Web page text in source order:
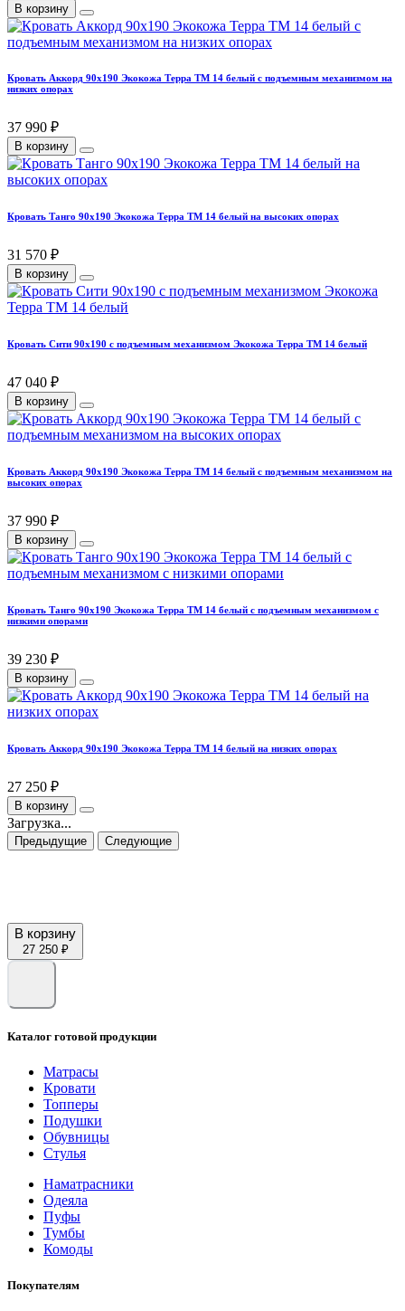
В корзину
Кровать Аккорд 90х190 Экокожа Терра ТМ 14 белый с подъемным механизмом на
низких опорах
37 990 ₽
В корзину
Кровать Танго 90х190 Экокожа Терра ТМ 14 белый на высоких опорах
31 570 ₽
В корзину
Кровать Сити 90х190 с подъемным механизмом Экокожа Терра ТМ 14 белый
47 040 ₽
В корзину
Кровать Аккорд 90х190 Экокожа Терра ТМ 14 белый с подъемным механизмом на
высоких опорах
37 990 ₽
В корзину
Кровать Танго 90х190 Экокожа Терра ТМ 14 белый с подъемным механизмом с
низкими опорами
39 230 ₽
В корзину
Кровать Аккорд 90х190 Экокожа Терра ТМ 14 белый на низких опорах
27 250 ₽
В корзину
Загрузка...
Предыдущие Следующие
В корзину
27 250 ₽
Каталог готовой продукции
Матрасы
Кровати
Топперы
Подушки
Обувницы
Стулья
Наматрасники
Одеяла
Пуфы
Тумбы
Комоды
Покупателям